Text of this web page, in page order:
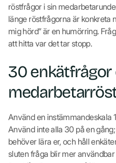
röstfrågor i sin
länge röstfrågorna är konkreta
mig hörd” är en humörring.
att hitta var det tar stopp.
30 enkätfrågor
Använd en instämmandeskala
Använd inte alla 30 på en
behöver lära er, och håll
sluten fråga blir mer